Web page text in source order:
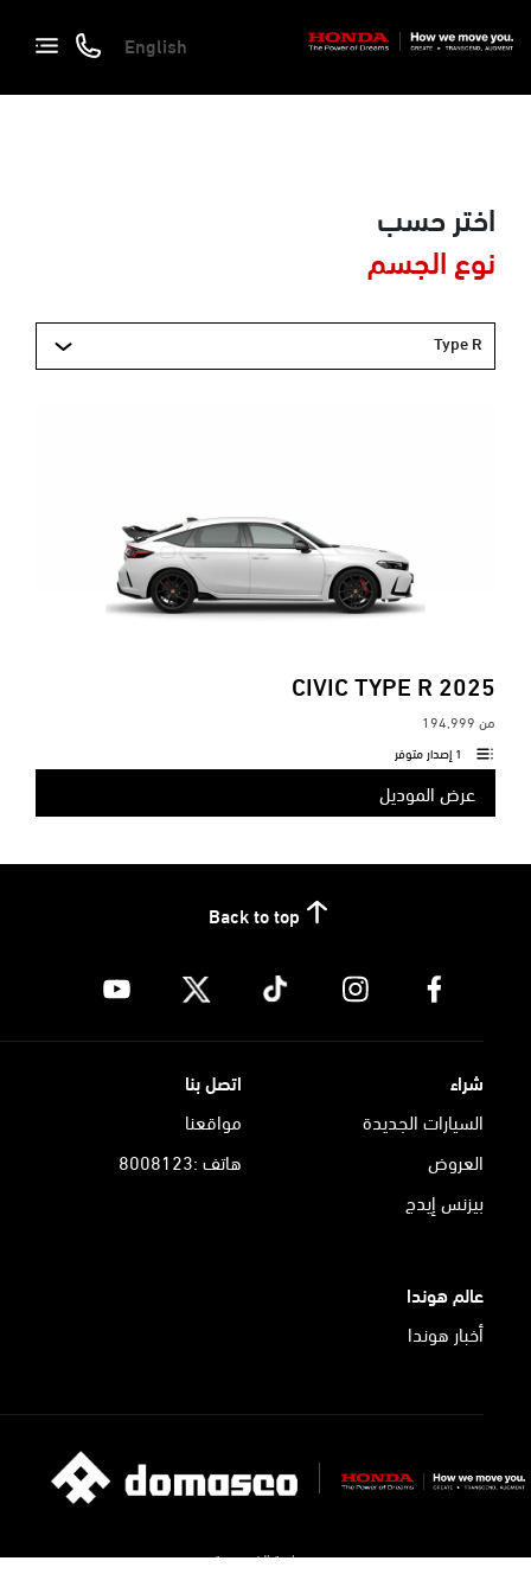
English
اختر حسب
نوع الجسم
Type R
CIVIC TYPE R2025
من194,999
1 إصدار متوفر
عرض الموديل
Back to top
شراء
السيارات الجديدة
العروض
بيزنس إيدج
اتصل بنا
مواقعنا
هاتف :8008123
عالم هوندا
أخبار هوندا
سياسة الخصوصية